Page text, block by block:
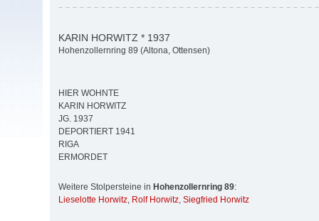
KARIN HORWITZ * 1937
Hohenzollernring 89 (Altona, Ottensen)
HIER WOHNTE
KARIN HORWITZ
JG. 1937
DEPORTIERT 1941
RIGA
ERMORDET
Weitere Stolpersteine in Hohenzollernring 89:
Lieselotte Horwitz, Rolf Horwitz, Siegfried Horwitz